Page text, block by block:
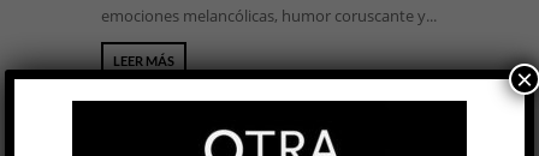
emociones melancólicas, humor coruscante y...
LEER MÁS
×